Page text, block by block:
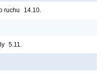
ruchu 14.10.
5.11.